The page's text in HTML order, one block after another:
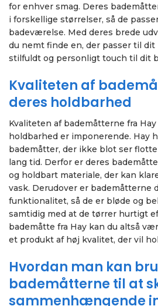
for enhver smag. Deres
i forskellige størrelser, så de
badeværelse. Med deres brede
du nemt finde en, der passer til
stilfuldt og personligt touch til dit
Kvaliteten af
deres holdbarhed
Kvaliteten af bademåtterne fra
holdbarhed er imponerende. Hay
bademåtter, der ikke blot ser
lang tid. Derfor er deres
og holdbart materiale, der kan
vask. Derudover er bademåtterne
funktionalitet, så de er bløde og
samtidig med at de tørrer hurtigt
bademåtte fra Hay kan du altså
et produkt af høj kvalitet, der vil
Hvordan man kan
bademåtterne til at
sammenhængende